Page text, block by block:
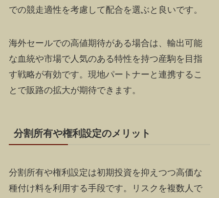
での競走適性を考慮して配合を選ぶと良いです。
海外セールでの高値期待がある場合は、輸出可能
な血統や市場で人気のある特性を持つ産駒を目指
す戦略が有効です。現地パートナーと連携するこ
とで販路の拡大が期待できます。
分割所有や権利設定のメリット
分割所有や権利設定は初期投資を抑えつつ高価な
種付け料を利用する手段です。リスクを複数人で